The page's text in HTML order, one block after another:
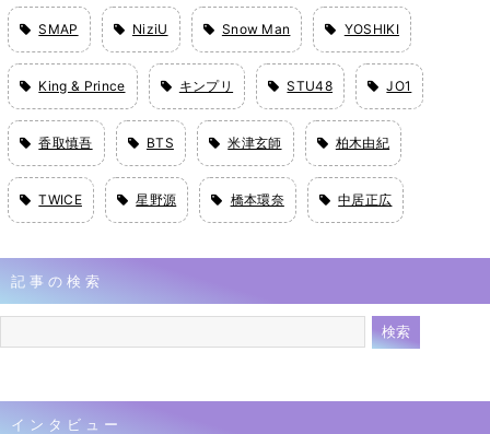
SMAP NiziU Snow Man YOSHIKI
King & Prince キンプリ STU48 JO1
香取慎吾 BTS 米津玄師 柏木由紀
TWICE 星野源 橋本環奈 中居正広
記事の検索
インタビュー